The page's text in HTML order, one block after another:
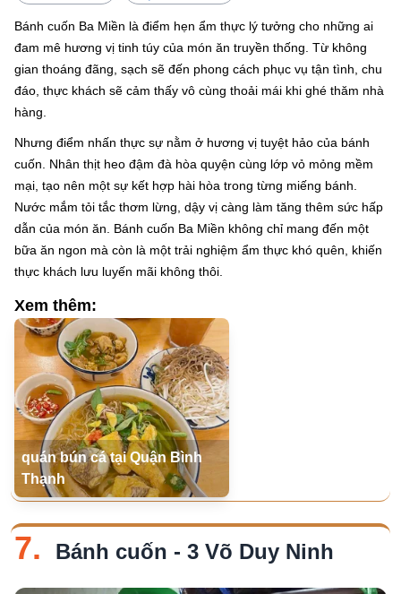
Bánh cuốn Ba Miền là điểm hẹn ẩm thực lý tưởng cho những ai
đam mê hương vị tinh túy của món ăn truyền thống. Từ không
gian thoáng đãng, sạch sẽ đến phong cách phục vụ tận tình, chu
đáo, thực khách sẽ cảm thấy vô cùng thoải mái khi ghé thăm nhà
hàng.
Nhưng điểm nhấn thực sự nằm ở hương vị tuyệt hảo của bánh
cuốn. Nhân thịt heo đậm đà hòa quyện cùng lớp vỏ mỏng mềm
mại, tạo nên một sự kết hợp hài hòa trong từng miếng bánh.
Nước mắm tỏi tắc thơm lừng, dậy vị càng làm tăng thêm sức hấp
dẫn của món ăn. Bánh cuốn Ba Miền không chỉ mang đến một
bữa ăn ngon mà còn là một trải nghiệm ẩm thực khó quên, khiến
thực khách lưu luyến mãi không thôi.
Xem thêm:
quán bún cá tại Quận Bình
Thạnh
7. Bánh cuốn - 3 Võ Duy Ninh